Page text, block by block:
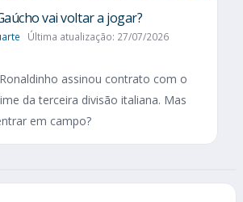
vai voltar a jogar?
Última atualização: 27/07/2026
assinou contrato com o
da terceira divisão italiana. Mas
em campo?